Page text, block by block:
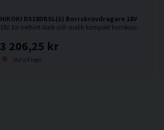
HiKOKI DS18DBSL(S) Borrskruvdragare 18V
18V. En oerhört stark och snabb kompakt borrskruvdragare från Hikoki.
3 206,25 kr
Slut på lager